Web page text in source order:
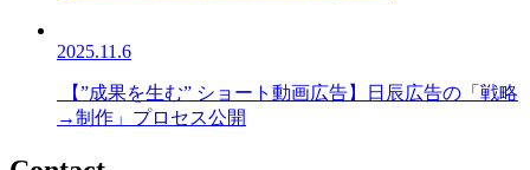
2025.11.6
【”成果を生む” ショート動画広告】日辰広告の「戦略
→制作」プロセス公開